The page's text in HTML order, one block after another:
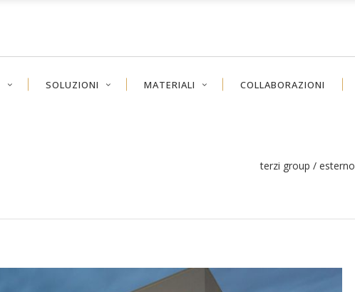
SOLUZIONI MATERIALI COLLABORAZIONI
terzi group / esterno